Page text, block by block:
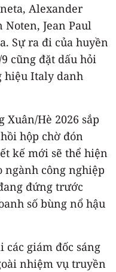
Alexander
Noten, Jean Paul
Sự ra đi của huyền
cũng đặt dấu hỏi
hiệu Italy danh
Hè 2026 sắp
hộp chờ đón
kế mới sẽ thể hiện
ngành công nghiệp
đứng trước
số bùng nổ hậu
các giám đốc sáng
nhiệm vụ truyền